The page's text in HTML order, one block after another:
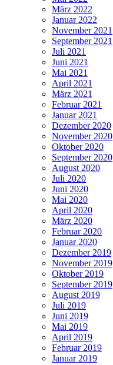
März 2022
Januar 2022
November 2021
September 2021
Juli 2021
Juni 2021
Mai 2021
April 2021
März 2021
Februar 2021
Januar 2021
Dezember 2020
November 2020
Oktober 2020
September 2020
August 2020
Juli 2020
Juni 2020
Mai 2020
April 2020
März 2020
Februar 2020
Januar 2020
Dezember 2019
November 2019
Oktober 2019
September 2019
August 2019
Juli 2019
Juni 2019
Mai 2019
April 2019
Februar 2019
Januar 2019